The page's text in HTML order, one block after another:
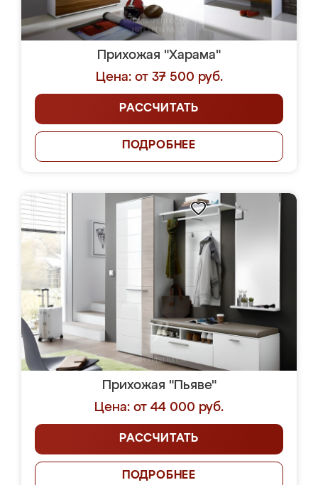
Прихожая "Харама"
Цена: от 37 500 руб.
РАССЧИТАТЬ
ПОДРОБНЕЕ
Прихожая "Пьяве"
Цена: от 44 000 руб.
РАССЧИТАТЬ
ПОДРОБНЕЕ